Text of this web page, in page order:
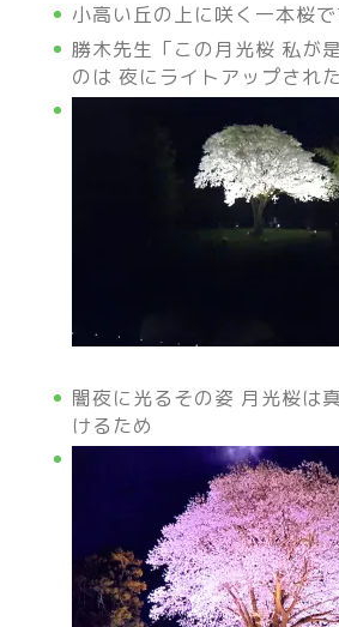
小高い丘の上に咲く一本桜で
勝木先生「この月光桜 私が
のは 夜にライトアップされ
闇夜に光るその姿 月光桜は
けるため